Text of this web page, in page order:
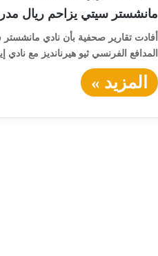
مانشستر سيتي يزاحم ريال
أفادت تقارير صحفية بأن نادي
المدافع الفرنسي ثيو هيرنانديز مع
المزيد »